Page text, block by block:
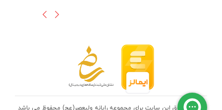
تمامی حقوق این سایت برای مجموعه رایانه ولیعصر(عج) محفوظ می باشد